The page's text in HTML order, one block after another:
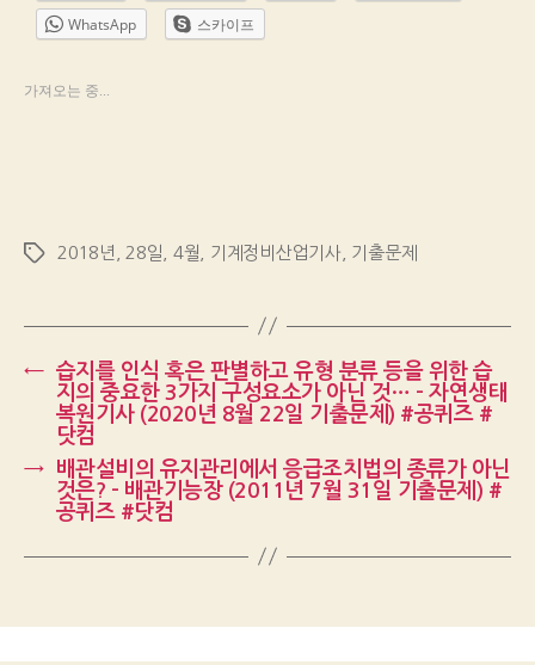
WhatsApp
스카이프
가져오는 중...
Tags 2018년 28일 4월 기계정비산업기사, 기출문제
← 습지를 인식 혹은 판별하고 유형 분류 등을 위한 습
지의 중요한 3가지 구성요소가 아닌 것… – 자연생태
복원기사 (2020년 8월 22일 기출문제) #공퀴즈 #
닷컴
→
배관설비의 유지관리에서 응급조치법의 종류가 아닌
것은? – 배관기능장 (2011년 7월 31일 기출문제) #
공퀴즈 #닷컴